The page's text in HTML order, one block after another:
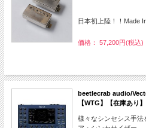
日本初上陸！！Made
価格： 57,200円(税込)
beetlecrab audio/
【WTG】【在庫あり】
様々なシンセシス手法